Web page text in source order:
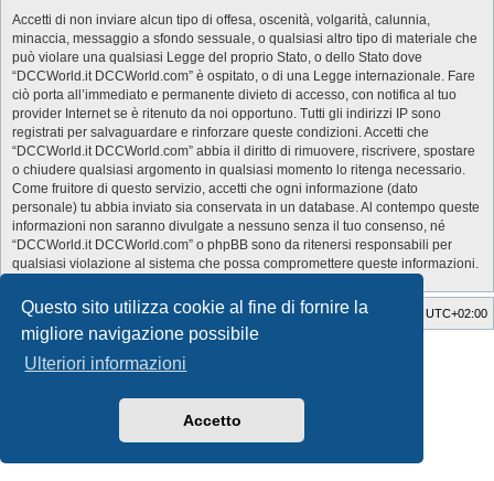
Questo sito utilizza cookie al fine di fornire la
migliore navigazione possibile
Ulteriori informazioni
Accetto
Accetti di non inviare alcun tipo di offesa, oscenità, volgarità, calunnia,
minaccia, messaggio a sfondo sessuale, o qualsiasi altro tipo di materiale che
può violare una qualsiasi Legge del proprio Stato, o dello Stato dove
“DCCWorld.it DCCWorld.com” è ospitato, o di una Legge internazionale. Fare
ciò porta all’immediato e permanente divieto di accesso, con notifica al tuo
provider Internet se è ritenuto da noi opportuno. Tutti gli indirizzi IP sono
registrati per salvaguardare e rinforzare queste condizioni. Accetti che
“DCCWorld.it DCCWorld.com” abbia il diritto di rimuovere, riscrivere, spostare
o chiudere qualsiasi argomento in qualsiasi momento lo ritenga necessario.
Come fruitore di questo servizio, accetti che ogni informazione (dato
personale) tu abbia inviato sia conservata in un database. Al contempo queste
informazioni non saranno divulgate a nessuno senza il tuo consenso, né
“DCCWorld.it DCCWorld.com” o phpBB sono da ritenersi responsabili per
qualsiasi violazione al sistema che possa compromettere queste informazioni.
Indice Tutti gli orari sono UTC+02:00
Cancella cookie
Style Developer by ©
Creato daphpBB
Privacy|Condizioni